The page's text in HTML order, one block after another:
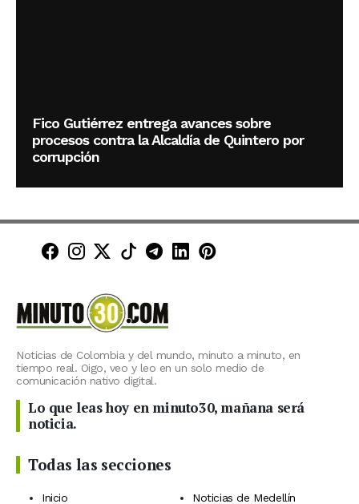
Fico Gutiérrez entrega avances sobre
procesos contra la Alcaldía de Quintero por
corrupción
Minuto30 en Facebook
Minuto30 en Instagram
Minuto30 en X (Twitter)
Minuto30 en TikTok
Canal de Minuto30 en
Minuto30 en LinkedIn
Minuto30 en
Noticias de Colombia y del mundo, minuto a minuto, en
tiempo real. Oigo, veo y leo en un solo medio de
comunicación nativo digital.
Lo que leas hoy en minuto30, mañana será
noticia.
Todas las secciones
Inicio
Noticias de Medellín